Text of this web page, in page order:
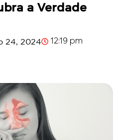
a Verdade
24, 2024 12:19 pm